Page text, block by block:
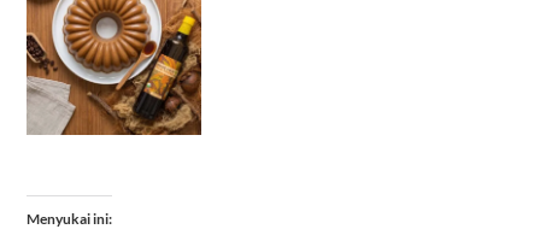
Menyukai ini: